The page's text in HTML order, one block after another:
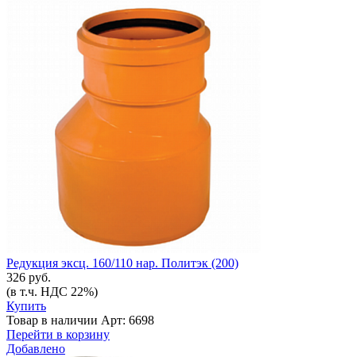
Редукция эксц. 160/110 нар. Политэк (200)
326 руб.
(в т.ч. НДС 22%)
Купить
Товар в наличии Арт: 6698
Перейти в корзину
Добавлено